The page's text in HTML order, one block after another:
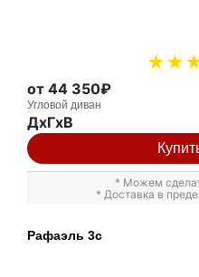
от 44 350₽
Угловой диван
ДxГxВ
* Можем
* Доставка в
Рафаэль 3с